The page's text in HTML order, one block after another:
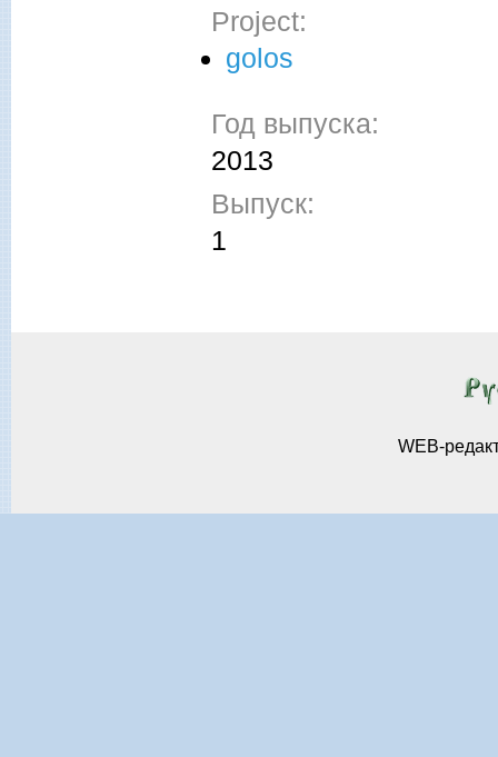
Project:
golos
Год выпуска:
2013
Выпуск:
1
WEB-